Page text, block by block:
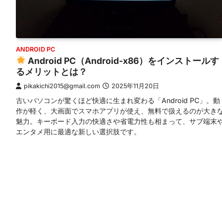
ANDROID PC
Android PC（Android-x86）をインストールす
るメリットとは？
pikakichi2015@gmail.com 2025年11月20日
古いパソコンが驚くほど快適に生まれ変わる「Android PC」。動
作が軽く、大画面でスマホアプリが使え、無料で扱えるのが大き
魅力。キーボード入力の快適さや省電力性も相まって、サブ端末
エンタメ用に最適な新しい選択肢です。